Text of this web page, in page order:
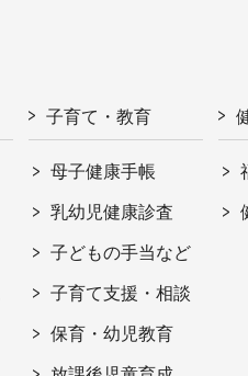
子育て・教育
母子健康手帳
乳幼児健康診査
子どもの手当など
子育て支援・相談
保育・幼児教育